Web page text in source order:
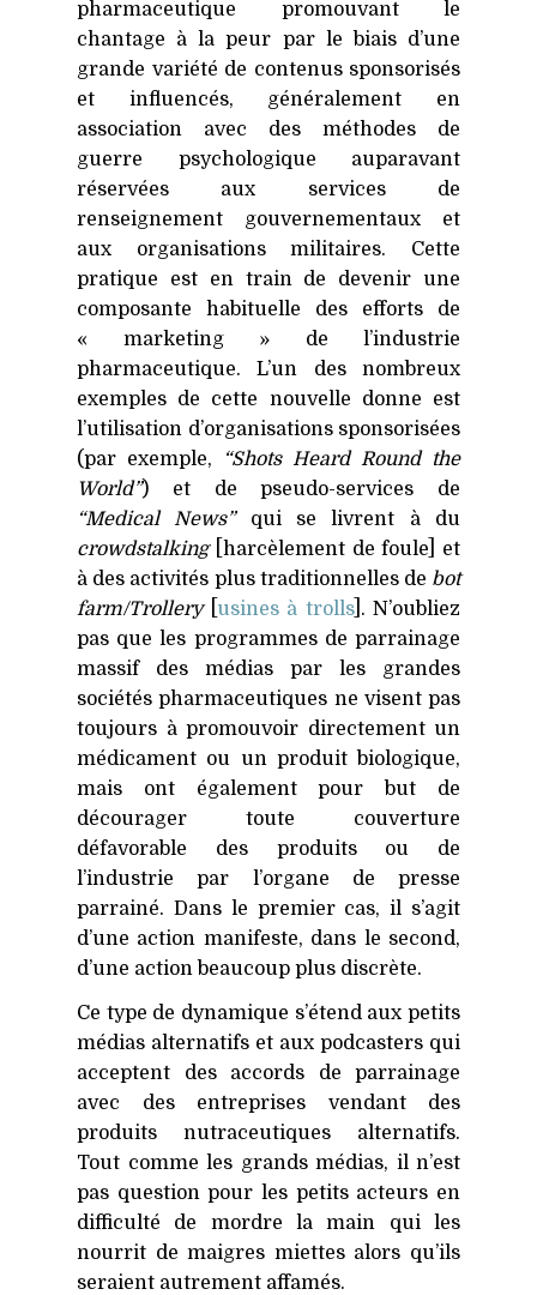
pharmaceutique promouvant le
chantage à la peur par le biais d’une
grande variété de contenus sponsorisés
et influencés, généralement en
association avec des méthodes de
guerre psychologique auparavant
réservées aux services de
renseignement gouvernementaux et
aux organisations militaires. Cette
pratique est en train de devenir une
composante habituelle des efforts de
« marketing » de l’industrie
pharmaceutique. L’un des nombreux
exemples de cette nouvelle donne est
l’utilisation d’organisations sponsorisées
(par exemple,
“Shots Heard Round the
World”) et de pseudo-services de
“Medical News”qui se livrent à du
crowdstalking[harcèlement de foule] et
à des activités plus traditionnelles de bot
farm/Trollery[ usines à trolls]. N’oubliez
pas que les programmes de parrainage
massif des médias par les grandes
sociétés pharmaceutiques ne visent pas
toujours à promouvoir directement un
médicament ou un produit biologique,
mais ont également pour but de
décourager toute couverture
défavorable des produits ou de
l’industrie par l’organe de presse
parrainé. Dans le premier cas, il s’agit
d’une action manifeste, dans le second,
d’une action beaucoup plus discrète.
Ce type de dynamique s’étend aux petits
médias alternatifs et aux podcasters qui
acceptent des accords de parrainage
avec des entreprises vendant des
produits nutraceutiques alternatifs.
Tout comme les grands médias, il n’est
pas question pour les petits acteurs en
difficulté de mordre la main qui les
nourrit de maigres miettes alors qu’ils
seraient autrement affamés.